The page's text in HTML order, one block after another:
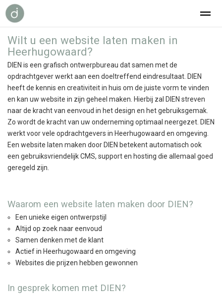
grafisch ontwerp over dien contact
Home Bellen Nieuws E-mail
Wilt u een website laten maken in
Heerhugowaard?
DIEN is een grafisch ontwerpbureau dat samen met de
opdrachtgever werkt aan een doeltreffend eindresultaat. DIEN
heeft de kennis en creativiteit in huis om de juiste vorm te vinden
en kan uw website in zijn geheel maken. Hierbij zal DIEN streven
naar de kracht van eenvoud in het design en het gebruiksgemak.
Zo wordt de kracht van uw onderneming optimaal neergezet. DIEN
werkt voor vele opdrachtgevers in Heerhugowaard en omgeving.
Een website laten maken door DIEN betekent automatisch ook
een gebruiksvriendelijk CMS, support en hosting die allemaal goed
geregeld zijn.
Waarom een website laten maken door DIEN?
Een unieke eigen ontwerpstijl
Altijd op zoek naar eenvoud
Samen denken met de klant
Actief in Heerhugowaard en omgeving
Websites die prijzen hebben gewonnen
In gesprek komen met DIEN?